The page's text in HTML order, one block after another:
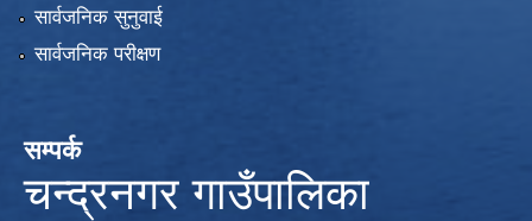
सार्वजनिक सुनुवाई
सार्वजनिक परीक्षण
सम्पर्क
चन्द्रनगर गाउँपालिका